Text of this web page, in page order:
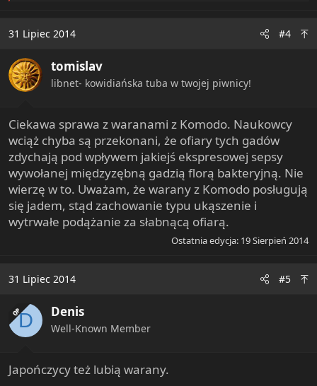
t
o
n
s
31 Lipiec 2014 #4
tomislav
libnet- kowidiańska tuba w twojej piwnicy!
Ciekawa sprawa z waranami z Komodo. Naukowcy
wciąż chyba są przekonani, że ofiary tych gadów
zdychają pod wpływem jakiejś ekspresowej sepsy
wywołanej międzyzębną gadzią florą bakteryjną. Nie
wierzę w to. Uważam, że warany z Komodo posługują
się jadem, stąd zachowanie typu ukąszenie i
wytrwałe podążanie za słabnącą ofiarą.
Ostatnia edycja: 19 Sierpień 2014
31 Lipiec 2014 #5
OPD Denis
Well-Known Member
Japończycy też lubią warany.